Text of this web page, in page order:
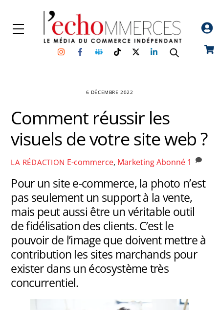
content
Menu
InstagramFacebookGroupe
Facebook
TikTokTwitterLinkedin
6 DÉCEMBRE 2022
Comment réussir les
visuels de votre site web ?
LA RÉDACTION E-commerce, MarketingAbonné 1
Pour un site e-commerce, la photo n’est
pas seulement un support à la vente,
mais peut aussi être un véritable outil
de fidélisation des clients. C’est le
pouvoir de l’image que doivent mettre à
contribution les sites marchands pour
exister dans un écosystème très
concurrentiel.